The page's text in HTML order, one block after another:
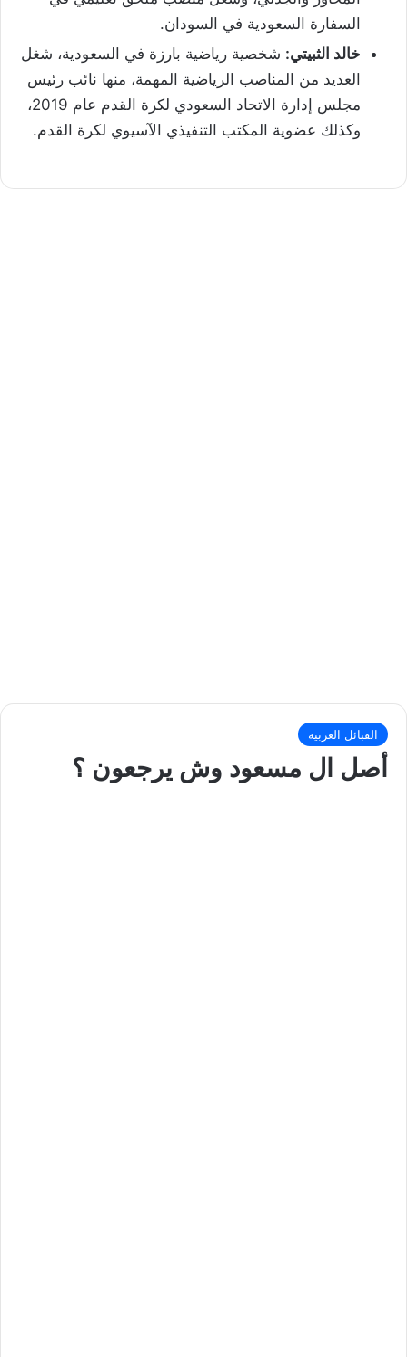
السفارة السعودية في السودان.
خالد الثبيتي: شخصية رياضية بارزة في السعودية، شغل
العديد من المناصب الرياضية المهمة، منها نائب رئيس
مجلس إدارة الاتحاد السعودي لكرة القدم عام 2019،
وكذلك عضوية المكتب التنفيذي الآسيوي لكرة القدم.